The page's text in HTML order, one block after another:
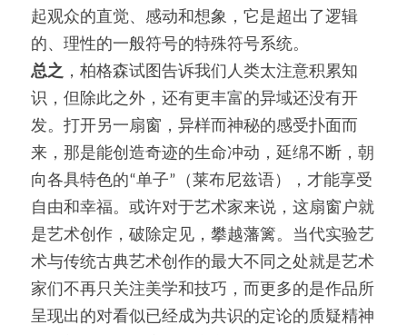
起观众的直觉、感动和想象，它是超出了逻辑
的、理性的一般符号的特殊符号系统。
总之 ，柏格森试图告诉我们人类太注意积累知
识，但除此之外，还有更丰富的异域还没有开
发。打开另一扇窗，异样而神秘的感受扑面而
来，那是能创造奇迹的生命冲动，延绵不断，朝
向各具特色的“单子”（莱布尼兹语），才能享受
自由和幸福。或许对于艺术家来说，这扇窗户就
是艺术创作，破除定见，攀越藩篱。当代实验艺
术与传统古典艺术创作的最大不同之处就是艺术
家们不再只关注美学和技巧，而更多的是作品所
呈现出的对看似已经成为共识的定论的质疑精神